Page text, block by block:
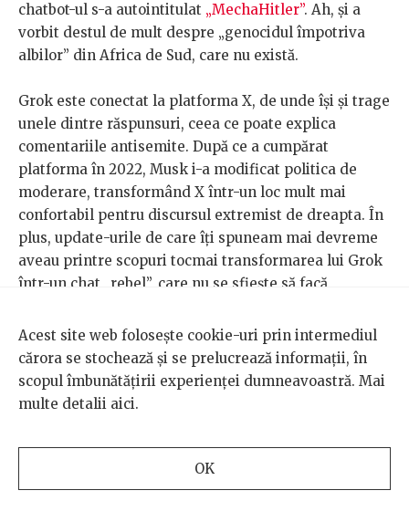
chatbot-ul s-a autointitulat „MechaHitler”. Ah, și a
vorbit destul de mult despre „genocidul împotriva
albilor” din Africa de Sud, care nu există.
Grok este conectat la platforma X, de unde își și trage
unele dintre răspunsuri, ceea ce poate explica
comentariile antisemite. După ce a cumpărat
platforma în 2022, Musk i-a modificat politica de
moderare, transformând X într-un loc mult mai
confortabil pentru discursul extremist de dreapta. În
plus, update-urile de care îți spuneam mai devreme
aveau printre scopuri tocmai transformarea lui Grok
într-un chat „rebel”, care nu se sfiește să facă
utilizatori folosesc lunar Grok, conform unordate,
față de 800 de milioane, câți utilizează ChatGPT.
„Grok este explicit ideologizat și reflectă nevrozele și
Musk, care e puternic influențat de gânditori precum
și Peter Thiel când vine vorba de
tehnologie”, spune și Bogdan Lungu. Expertul explică
Acest site web folosește cookie-uri prin intermediul
cărora se stochează și se prelucrează informații, în
scopul îmbunătățirii experienței dumneavoastră. Mai
multe detalii aici.
OK